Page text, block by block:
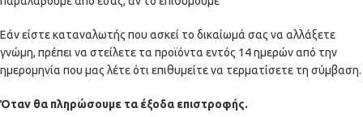
Εάν είστε καταναλωτής που ασκεί το δικαίωμά σας να αλλάξετε
γνώμη, πρέπει να στείλετε τα προϊόντα εντός 14 ημερών από την
ημερομηνία που μας λέτε ότι επιθυμείτε να τερματίσετε τη σύμβαση.
Όταν θα πληρώσουμε τα έξοδα επιστροφής.